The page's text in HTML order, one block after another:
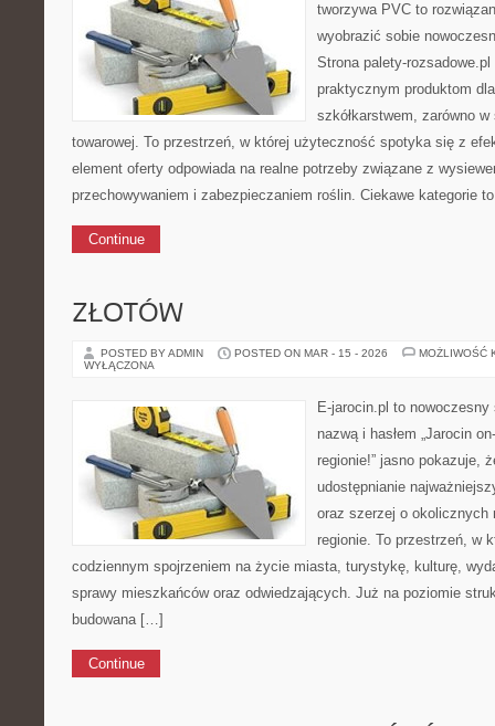
tworzywa PVC to
wyobrazić sobie
Strona palety-
praktycznym produktom
szkółkarstwem, zarówno
towarowej. To przestrzeń, w której użyteczność spotyka się z
element oferty odpowiada na realne potrzeby związane z
przechowywaniem i zabezpieczaniem roślin. Ciekawe kategorie
Continue
ZŁOTÓW
POSTED BY ADMIN POSTED ON MAR - 15 - 2026
MOŻLIWOŚĆ
WYŁĄCZONA
E-jarocin.pl to
nazwą i hasłem „Jarocin
regionie!” jasno pokazuje,
udostępnianie
oraz szerzej o okolicznych
regionie. To przestrzeń, w
codziennym spojrzeniem na życie miasta, turystykę, kulturę,
sprawy mieszkańców oraz odwiedzających. Już na poziomie
budowana […]
Continue